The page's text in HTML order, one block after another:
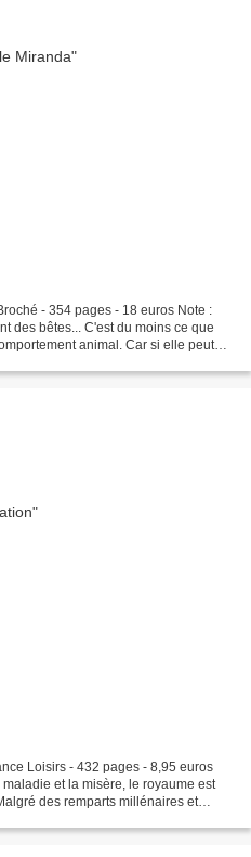
- 354 pages - 18 euros Note :
des bêtes... C'est du moins ce que
animal. Car si elle peut
Loisirs - 432 pages - 8,95 euros
et la misère, le royaume est
des remparts millénaires et